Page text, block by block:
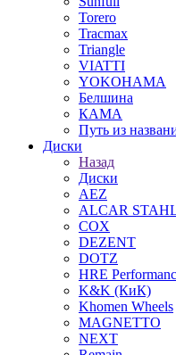
Torero
Tracmax
Triangle
VIATTI
YOKOHAMA
Белшина
КАМА
Путь из
Диски
Назад
Диски
AEZ
ALCAR
COX
DEZENT
DOTZ
HRE
K&K (КиК)
Khomen Wheels
MAGNETTO
NEXT